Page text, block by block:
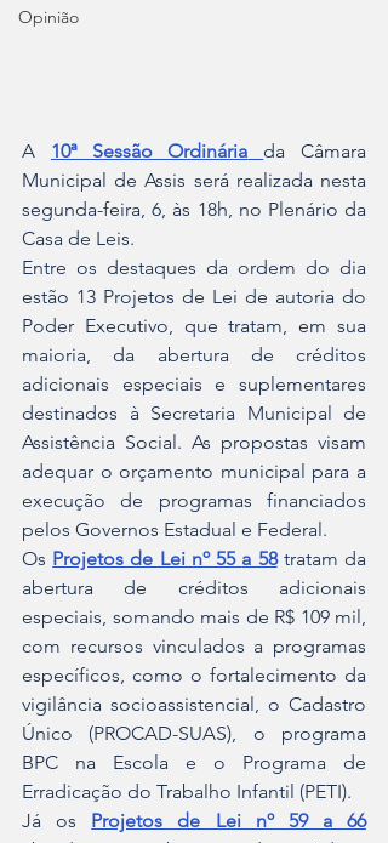
Opinião
A 10ª Sessão Ordinária
da Câmara
Municipal de Assis será realizada nesta
segunda-feira, 6, às 18h, no Plenário da
Casa de Leis.
Entre os destaques da ordem do dia
estão 13 Projetos de Lei de autoria do
Poder Executivo, que tratam, em sua
maioria, da abertura de créditos
adicionais especiais e suplementares
destinados à Secretaria Municipal de
Assistência Social. As propostas visam
adequar o orçamento municipal para a
execução de programas financiados
pelos Governos Estadual e Federal.
Os Projetos de Lei nº 55 a 58 tratam da
abertura de créditos adicionais
especiais, somando mais de R$ 109 mil,
com recursos vinculados a programas
específicos, como o fortalecimento da
vigilância socioassistencial, o Cadastro
Único (PROCAD-SUAS), o programa
BPC na Escola e o Programa de
Erradicação do Trabalho Infantil (PETI).
Já os Projetos de Lei nº 59 a 66